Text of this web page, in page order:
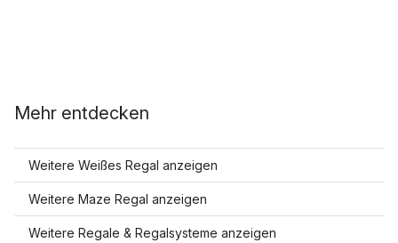
Mehr entdecken
Weitere Weißes Regal anzeigen
Weitere Maze Regal anzeigen
Weitere Regale & Regalsysteme anzeigen